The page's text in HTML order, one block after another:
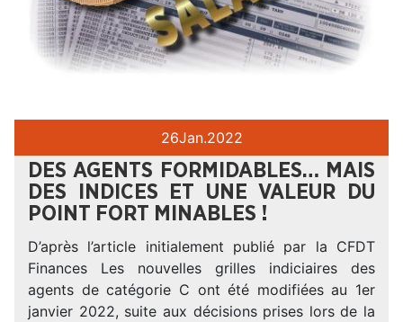
26Jan.2022
DES AGENTS FORMIDABLES… MAIS
DES INDICES ET UNE VALEUR DU
POINT FORT MINABLES !
D’après l’article initialement publié par la CFDT
Finances Les nouvelles grilles indiciaires des
agents de catégorie C ont été modifiées au 1er
janvier 2022, suite aux décisions prises lors de la